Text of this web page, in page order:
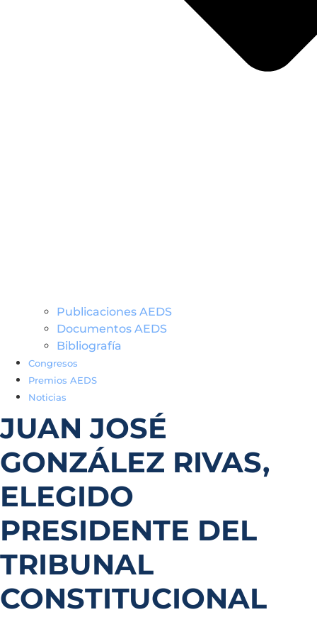
Publicaciones AEDS
Documentos AEDS
Bibliografía
Congresos
Premios AEDS
Noticias
JUAN JOSÉ
GONZÁLEZ RIVAS,
ELEGIDO
PRESIDENTE DEL
TRIBUNAL
CONSTITUCIONAL